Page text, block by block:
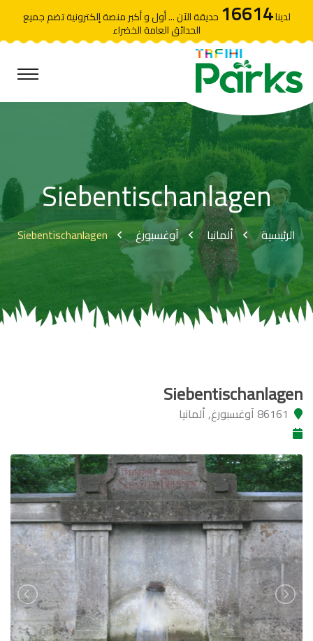
لدينا16614 حديقة الآن ... أول و أكبر منصة إلكترونية تضم جميع
الحدائق العامة الخضراء
Siebentischanlagen
الرئيسية ألمانيا آوغسبورغ Siebentischanlagen
Siebentischanlagen
86161 آوغسبورغ, ألمانيا